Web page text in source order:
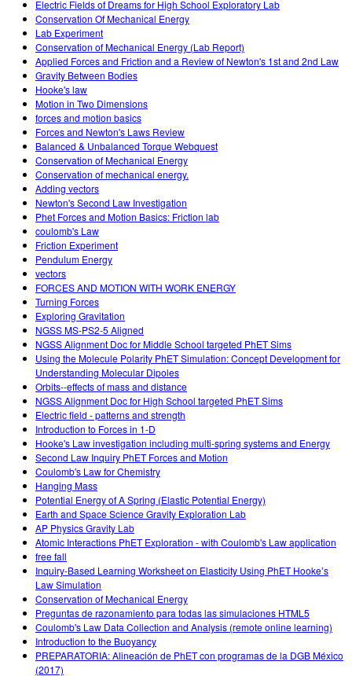
Electric Fields of Dreams for High School Exploratory Lab
Conservation Of Mechanical Energy
Lab Experiment
Conservation of Mechanical Energy (Lab Report)
Applied Forces and Friction and a Review of Newton's 1st and 2nd Law
Gravity Between Bodies
Hooke's law
Motion in Two Dimensions
forces and motion basics
Forces and Newton's Laws Review
Balanced & Unbalanced Torque Webquest
Conservation of Mechanical Energy
Conservation of mechanical energy.
Adding vectors
Newton's Second Law Investigation
Phet Forces and Motion Basics: Friction lab
coulomb's Law
Friction Experiment
Pendulum Energy
vectors
FORCES AND MOTION WITH WORK ENERGY
Turning Forces
Exploring Gravitation
NGSS MS-PS2-5 Aligned
NGSS Alignment Doc for Middle School targeted PhET Sims
Using the Molecule Polarity PhET Simulation: Concept Development for
Understanding Molecular Dipoles
Orbits--effects of mass and distance
NGSS Alignment Doc for High School targeted PhET Sims
Electric field - patterns and strength
Introduction to Forces in 1-D
Hooke's Law investigation including multi-spring systems and Energy
Second Law Inquiry PhET Forces and Motion
Coulomb's Law for Chemistry
Hanging Mass
Potential Energy of A Spring (Elastic Potential Energy)
Earth and Space Science Gravity Exploration Lab
AP Physics Gravity Lab
Atomic Interactions PhET Exploration - with Coulomb's Law application
free fall
Inquiry-Based Learning Worksheet on Elasticity Using PhET Hooke’s
Law Simulation
Conservation of Mechanical Energy
Preguntas de razonamiento para todas las simulaciones HTML5
Coulomb's Law Data Collection and Analysis (remote online learning)
Introduction to the Buoyancy
PREPARATORIA: Alineación de PhET con programas de la DGB México
(2017)